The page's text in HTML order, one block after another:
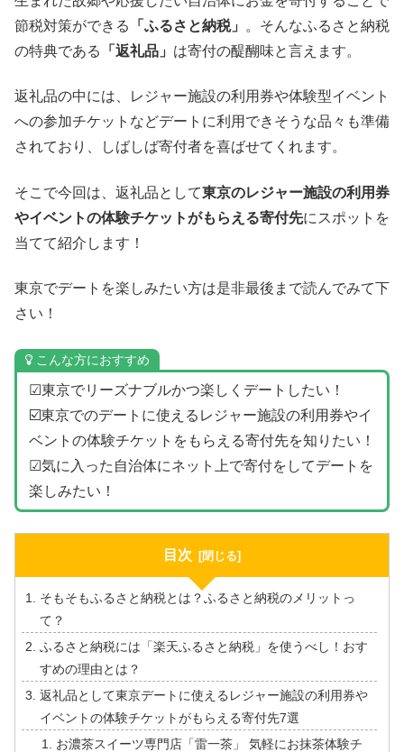
節税対策ができる
「ふるさと納税」
。そんなふるさと納税
の特典である
「返礼品」 は寄付の醍醐味と言えます。
返礼品の中には、レジャー施設の利用券や体験型イベント
への参加チケットなどデートに利用できそうな品々も準備
されており、しばしば寄付者を喜ばせてくれます。
そこで今回は、返礼品として東京のレジャー施設の利用券
やイベントの体験チケットがもらえる寄付先にスポットを
当てて紹介します！
東京でデートを楽しみたい方は是非最後まで読んでみて下
さい！
こんな方におすすめ
☑東京でリーズナブルかつ楽しくデートしたい！
☑️東京でのデートに使えるレジャー施設の利用券やイ
ベントの体験チケットをもらえる寄付先を知りたい！
☑気に入った自治体にネット上で寄付をしてデートを
楽しみたい！
目次
そもそもふるさと納税とは？ふるさと納税のメリットっ
て？
ふるさと納税には「楽天ふるさと納税」を使うべし！おす
すめの理由とは？
返礼品として東京デートに使えるレジャー施設の利用券や
イベントの体験チケットがもらえる寄付先7選
お濃茶スイーツ専門店「雷一茶」 気軽にお抹茶体験チ